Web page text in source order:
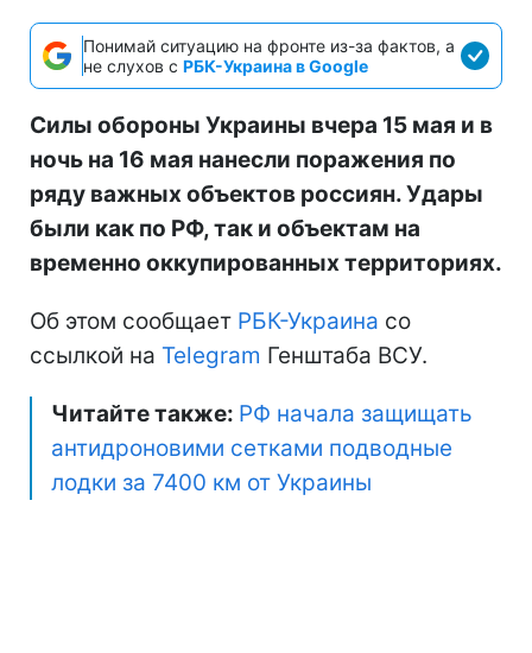
Понимай ситуацию на фронте из-за фактов, а
не слухов с РБК-Украина в Google
Силы обороны Украины вчера 15 мая и в
ночь на 16 мая нанесли поражения по
ряду важных объектов россиян. Удары
были как по РФ, так и объектам на
временно оккупированных территориях.
Об этом сообщает РБК-Украина со
ссылкой на Telegram Генштаба ВСУ.
Читайте также: РФ начала защищать
антидроновими сетками подводные
лодки за 7400 км от Украины